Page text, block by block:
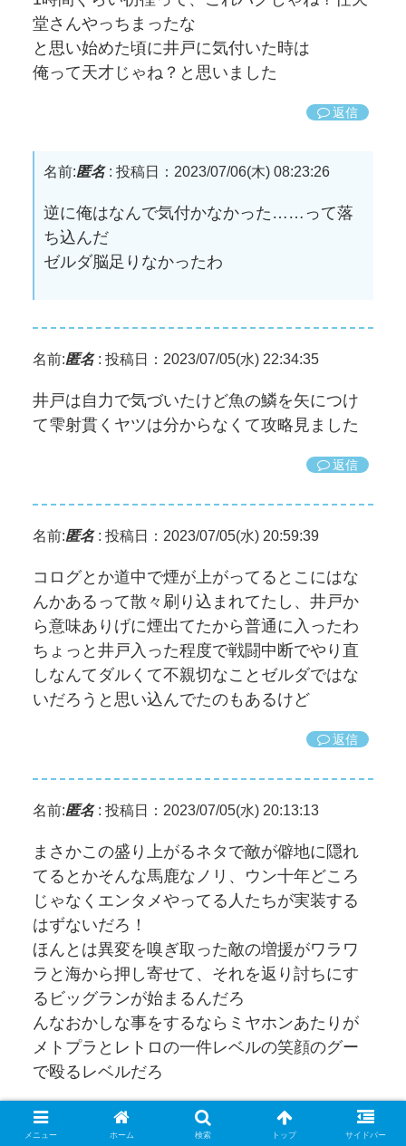
堂さんやっちまったな
と思い始めた頃に井戸に気付いた時は
俺って天才じゃね？と思いました
返信
名前:匿名: 投稿日：2023/07/06(木) 08:23:26
逆に俺はなんで気付かなかった……って落
ち込んだ
ゼルダ脳足りなかったわ
名前:匿名: 投稿日：2023/07/05(水) 22:34:35
井戸は自力で気づいたけど魚の鱗を矢につけ
て雫射貫くヤツは分からなくて攻略見ました
返信
名前:匿名: 投稿日：2023/07/05(水) 20:59:39
コログとか道中で煙が上がってるとこにはな
んかあるって散々刷り込まれてたし、井戸か
ら意味ありげに煙出てたから普通に入ったわ
ちょっと井戸入った程度で戦闘中断でやり直
しなんてダルくて不親切なことゼルダではな
いだろうと思い込んでたのもあるけど
返信
名前:匿名: 投稿日：2023/07/05(水) 20:13:13
まさかこの盛り上がるネタで敵が僻地に隠れ
てるとかそんな馬鹿なノリ、ウン十年どころ
じゃなくエンタメやってる人たちが実装する
はずないだろ！
ほんとは異変を嗅ぎ取った敵の増援がワラワ
ラと海から押し寄せて、それを返り討ちにす
るビッグランが始まるんだろ
んなおかしな事をするならミヤホンあたりが
メトプラとレトロの一件レベルの笑顔のグー
で殴るレベルだろ
そう思っていた時期が、だれも居ない村で口
笛ダッシュしながらありました（冗談抜きで
メニュー ホーム 検索 トップ サイドバー